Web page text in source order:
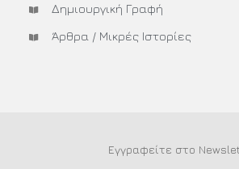
Δημιουργική Γραφή
Άρθρα / Μικρές Ιστορίες
Εγγραφείτε στο